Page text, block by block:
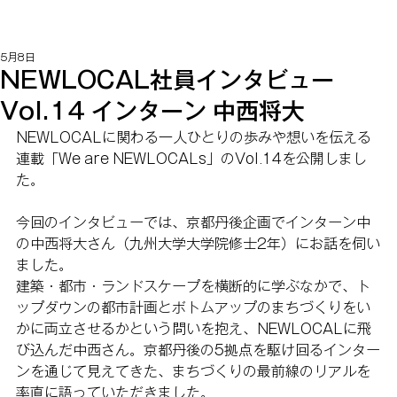
NEWLOCAL社員インタビュー
Vol.14 インターン 中西将大
5月8日
NEWLOCALに関わる一人ひとりの歩みや想いを伝える
連載「We are NEWLOCALs」のVol.14を公開しまし
た。
今回のインタビューでは、京都丹後企画でインターン中
の中西将大さん（九州大学大学院修士2年）にお話を伺い
ました。
建築・都市・ランドスケープを横断的に学ぶなかで、ト
ップダウンの都市計画とボトムアップのまちづくりをい
かに両立させるかという問いを抱え、NEWLOCALに飛
び込んだ中西さん。京都丹後の5拠点を駆け回るインター
ンを通じて見えてきた、まちづくりの最前線のリアルを
率直に語っていただきました。